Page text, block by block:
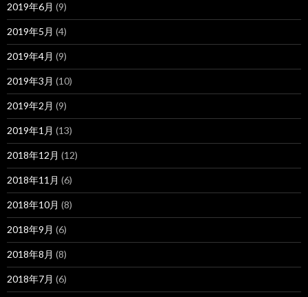
2019年6月 (9)
2019年5月 (4)
2019年4月 (9)
2019年3月 (10)
2019年2月 (9)
2019年1月 (13)
2018年12月 (12)
2018年11月 (6)
2018年10月 (8)
2018年9月 (6)
2018年8月 (8)
2018年7月 (6)